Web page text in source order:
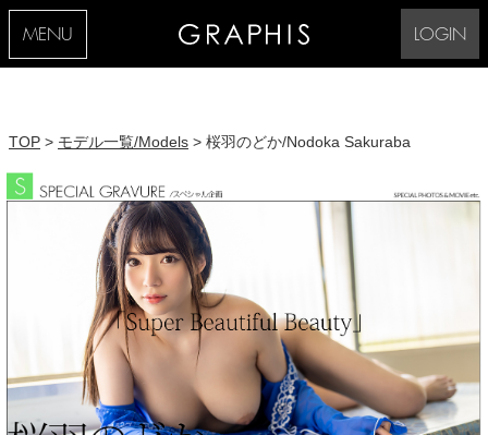
MENU LOGIN
TOP > モデル一覧/Models > 桜羽のどか/Nodoka Sakuraba